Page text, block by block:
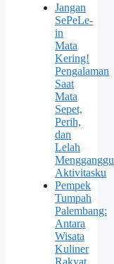
Jangan
SePeLe-
in
Mata
Kering!
Pengalaman
Saat
Mata
Sepet,
Perih,
dan
Lelah
Mengganggu
Aktivitasku
Pempek
Tumpah
Palembang:
Antara
Wisata
Kuliner
Rakyat,